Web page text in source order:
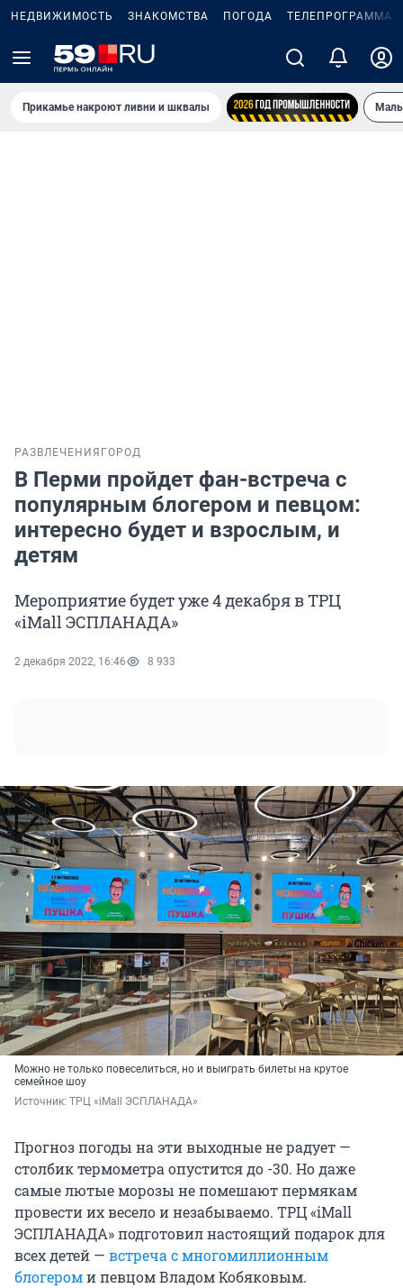
НЕДВИЖИМОСТЬ ЗНАКОМСТВА ПОГОДА ТЕЛЕПРОГРАММА
Прикамье накроют ливни и шквалы
РАЗВЛЕЧЕНИЯ ГОРОД
В Перми пройдет фан-встреча с
популярным блогером и певцом:
интересно будет и взрослым, и
детям
Мероприятие будет уже 4 декабря в ТРЦ
«iMall ЭСПЛАНАДА»
2 декабря 2022, 16:46 8 933
Можно не только повеселиться, но и выиграть билеты на крутое
семейное шоу
Источник: ТРЦ «iMall ЭСПЛАНАДА»
Прогноз погоды на эти выходные не радует —
столбик термометра опустится до -30. Но даже
самые лютые морозы не помешают пермякам
провести их весело и незабываемо. ТРЦ «iMall
ЭСПЛАНАДА» подготовил настоящий подарок для
всех детей — встреча с многомиллионным
блогероми певцом Владом Кобяковым.